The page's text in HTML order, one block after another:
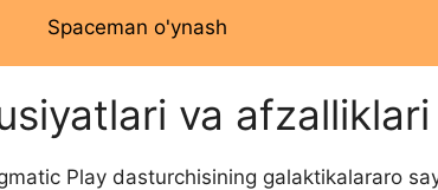
Spaceman o'ynash
va afzalliklari
Play dasturchisining galaktikalararo